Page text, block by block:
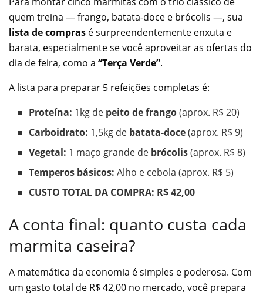
quem treina — frango, batata-doce e brócolis —, sua
lista de compras é surpreendentemente enxuta e
barata, especialmente se você aproveitar as ofertas do
dia de feira, como a “Terça Verde”.
A lista para preparar 5 refeições completas é:
Proteína: 1kg de peito de frango(aprox. R$ 20)
Carboidrato: 1,5kg de batata-doce(aprox. R$ 9)
Vegetal: 1 maço grande de brócolis(aprox. R$ 8)
Temperos básicos: Alho e cebola (aprox. R$ 5)
CUSTO TOTAL DA COMPRA: R$ 42,00
A conta final: quanto custa cada
marmita caseira?
A matemática da economia é simples e poderosa. Com
um gasto total de R$ 42,00 no mercado, você prepara